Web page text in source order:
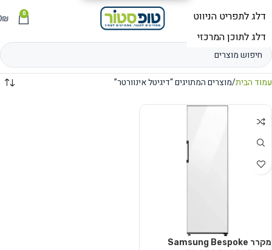
תפריט 0
₪
עמוד הבית מוצרים המתויגים “דיגיטל אינוורטר”
מקרר Samsung Bespoke